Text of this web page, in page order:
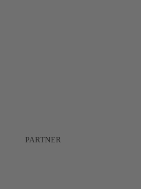
PARTNER